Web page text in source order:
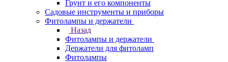
Грунт и его компоненты
Садовые инструменты и приборы
Фитолампы и держатели
Назад
Фитолампы и держатели
Держатели для фитоламп
Фитолампы